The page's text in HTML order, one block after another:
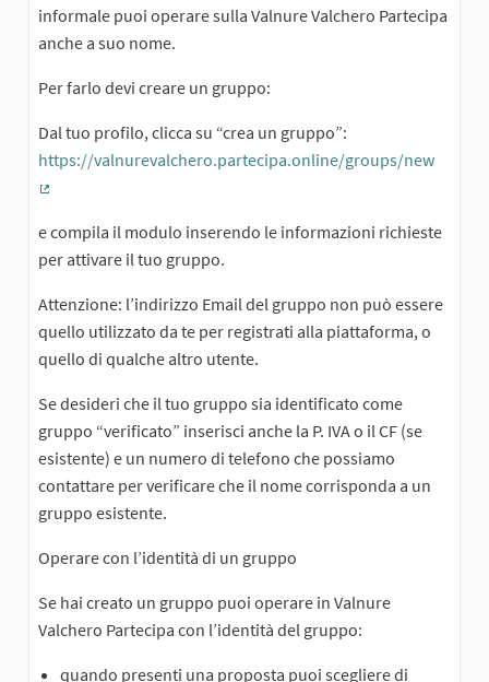
informale puoi operare sulla Valnure Valchero Partecipa
anche a suo nome.
Per farlo devi creare un gruppo:
Dal tuo profilo, clicca su “crea un gruppo”:
https://valnurevalchero.partecipa.online/groups/new
e compila il modulo inserendo le informazioni richieste
per attivare il tuo gruppo.
Attenzione: l’indirizzo Email del gruppo non può essere
quello utilizzato da te per registrati alla piattaforma, o
quello di qualche altro utente.
Se desideri che il tuo gruppo sia identificato come
gruppo “verificato” inserisci anche la P. IVA o il CF (se
esistente) e un numero di telefono che possiamo
contattare per verificare che il nome corrisponda a un
gruppo esistente.
Operare con l’identità di un gruppo
Se hai creato un gruppo puoi operare in Valnure
Valchero Partecipa con l’identità del gruppo:
quando presenti una proposta puoi scegliere di